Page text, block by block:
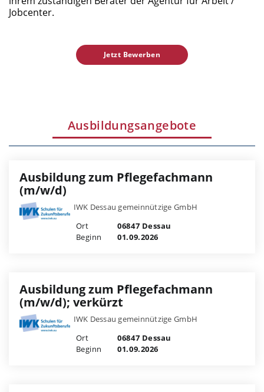
Jobcenter.
Jetzt Bewerben
Ausbildungsangebote
Ausbildung zum Pflegefachmann
(m/w/d)
IWK Dessau gemeinnützige GmbH
Ort
06847 Dessau
Beginn
01.09.2026
Ausbildung zum Pflegefachmann
(m/w/d); verkürzt
IWK Dessau gemeinnützige GmbH
Ort
06847 Dessau
Beginn
01.09.2026